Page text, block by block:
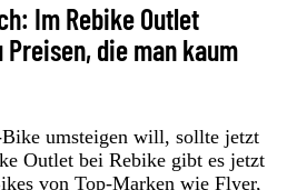
Im Rebike Outlet
die man kaum
umsteigen will, sollte jetzt
Outlet bei Rebike gibt es jetzt
von Top-Marken wie Flyer,